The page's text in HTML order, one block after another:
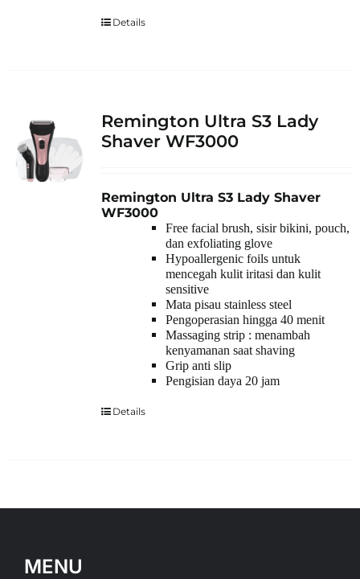
Details
Remington Ultra S3 Lady
Shaver WF3000
Remington Ultra S3 Lady Shaver
WF3000
Free facial brush, sisir bikini, pouch,
dan exfoliating glove
Hypoallergenic foils untuk
mencegah kulit iritasi dan kulit
sensitive
Mata pisau stainless steel
Pengoperasian hingga 40 menit
Massaging strip : menambah
kenyamanan saat shaving
Grip anti slip
Pengisian daya 20 jam
Details
MENU